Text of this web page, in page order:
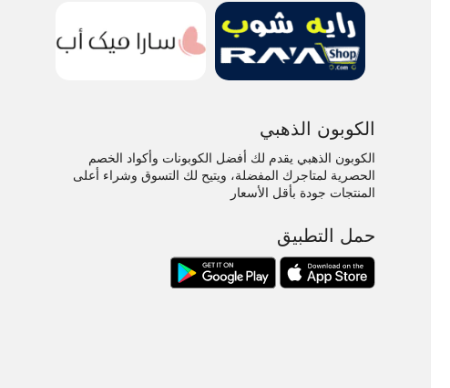
الكوبون الذهبي
الكوبون الذهبي يقدم لك أفضل الكوبونات وأكواد الخصم
الحصرية لمتاجرك المفضلة، ويتيح لك التسوق وشراء أعلى
المنتجات جودة بأقل الأسعار
حمل التطبيق